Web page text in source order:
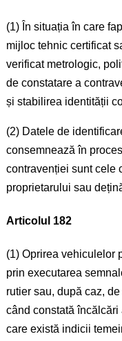
(1) În situația în care
mijloc tehnic certificat
verificat metrologic,
de constatare a
și stabilirea identității
(2) Datele de
consemnează în
contravenției sunt cele
proprietarului sau
Articolul 182
(1) Oprirea vehiculelor
prin executarea
rutier sau, după caz,
când constată
care există indicii